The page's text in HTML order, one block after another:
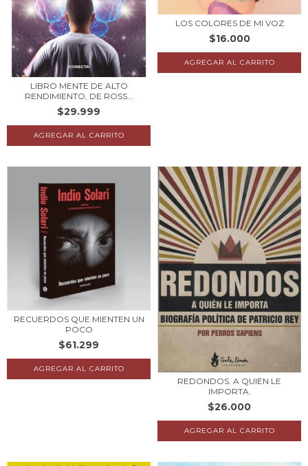
LIBRO MENTE DE ALTO
RENDIMIENTO, DE ROSS...
$29.999
LOS COLORES DE MI VOZ
$16.000
RECUERDOS QUE MIENTEN UN
POCO
$61.299
REDONDOS. A QUIEN LE
IMPORTA.
$26.000